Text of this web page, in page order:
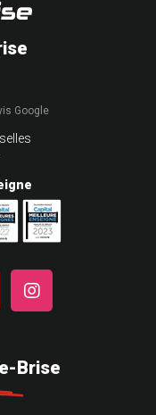
Google
Brise